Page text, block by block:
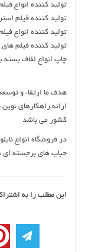
تولید کننده انواع
تولید کننده فیلم
تولید کننده انواع
تولید کننده فیلم های opp – cpp – bopp – bopet متالایز و صدفی
چاپ انواع لفاف
هدف ما ارتقاء و
ارائه راهکارهای
کشور می باشد
در فروشگاه انواع
حباب های برجسته ای
این مطلب را به